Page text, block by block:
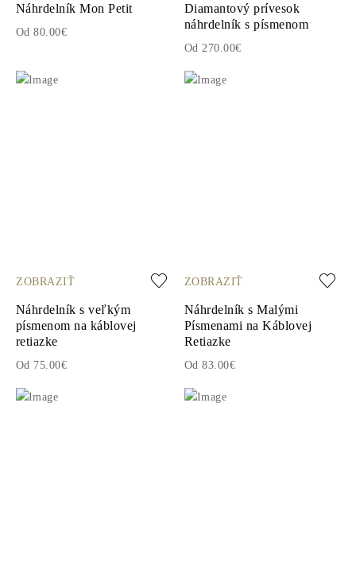
Náhrdelník Mon Petit
Od 80.00€
Diamantový prívesok
náhrdelník s písmenom
Od 270.00€
ZOBRAZIŤ
Náhrdelník s veľkým
písmenom na káblovej
retiazke
Od 75.00€
ZOBRAZIŤ
Náhrdelník s Malými
Písmenami na Káblovej
Retiazke
Od 83.00€